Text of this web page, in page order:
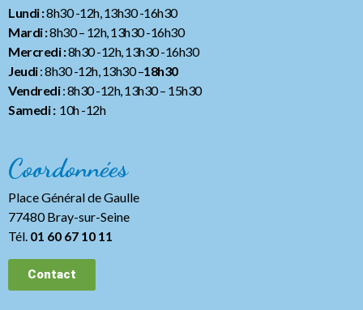
Lundi :8h30 -12h, 13h30 -16h30
Mardi :8h30 – 12h, 13h30 -16h30
Mercredi :8h30 -12h, 13h30 -16h30
Jeudi: 8h30 -12h, 13h30 –18h30
Vendredi: 8h30 -12h, 13h30– 15h30
Samedi :10h -12h
Coordonnées
Place Général de Gaulle
77480 Bray-sur-Seine
Tél. 01 60 67 10 11
Contact